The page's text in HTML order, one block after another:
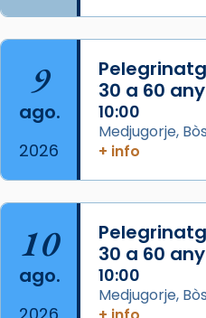
frare Joan Gaspar
que les santes són
Mataró en
...Ver más
Foto
View on Facebook
Jaume, fill de
seu germà Joan i
acompanyava més
9
ago.
2026
30 a 60
10:00
Medjugorje,
+ info
10
ago.
30 a 60
10:00
Medjugorje,